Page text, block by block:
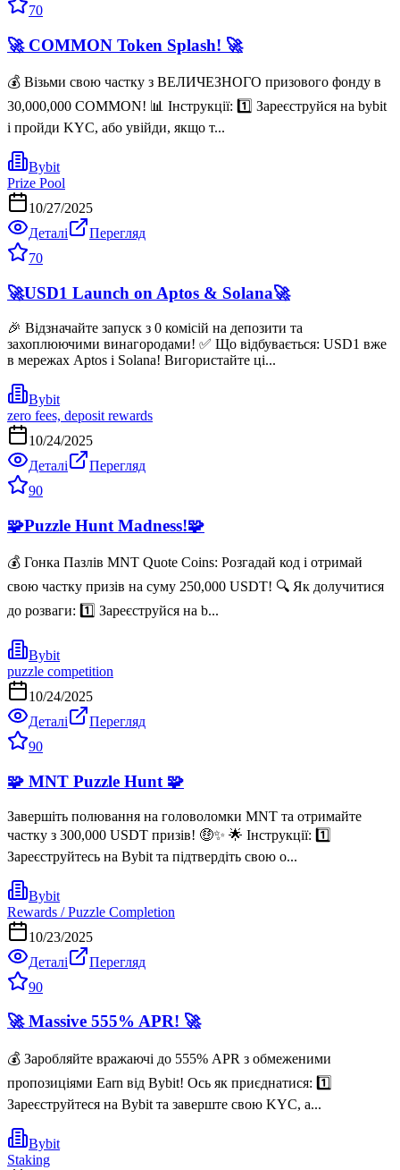
70
🚀 COMMON Token Splash! 🚀
💰 Візьми свою частку з ВЕЛИЧЕЗНОГО призового фонду в
30,000,000 COMMON! 📊 Інструкції: 1️⃣ Зареєструйся на bybit
і пройди KYC, або увійди, якщо т...
Bybit
Prize Pool
10/27/2025
Деталі
Перегляд
70
🚀USD1 Launch on Aptos & Solana🚀
🎉 Відзначайте запуск з 0 комісій на депозити та
захоплюючими винагородами! ✅ Що відбувається: USD1 вже
в мережах Aptos і Solana! Вигористайте ці...
Bybit
zero fees, deposit rewards
10/24/2025
Деталі
Перегляд
90
🧩Puzzle Hunt Madness!🧩
💰 Гонка Пазлів MNT Quote Coins: Розгадай код і отримай
свою частку призів на суму 250,000 USDT! 🔍 Як долучитися
до розваги: 1️⃣ Зареєструйся на b...
Bybit
puzzle competition
10/24/2025
Деталі
Перегляд
90
🧩 MNT Puzzle Hunt 🧩
Завершіть полювання на головоломки MNT та отримайте
частку з 300,000 USDT призів! 🤑✨ 🌟 Інструкції: 1️⃣
Зареєструйтесь на Bybit та підтвердіть свою о...
Bybit
Rewards / Puzzle Completion
10/23/2025
Деталі
Перегляд
90
🚀 Massive 555% APR! 🚀
💰 Заробляйте вражаючі до 555% APR з обмеженими
пропозиціями Earn від Bybit! Ось як приєднатися: 1️⃣
Зареєструйтеся на Bybit та заверште свою KYC, а...
Bybit
Staking